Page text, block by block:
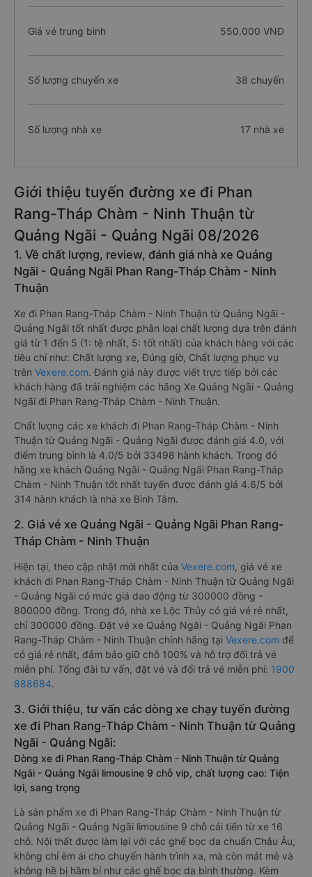
Giá vé trung bình 550.000 VNĐ
Số lượng chuyến xe 38 chuyến
Số lượng nhà xe 17 nhà xe
Giới thiệu tuyến đường xe đi Phan
Rang-Tháp Chàm - Ninh Thuận từ
Quảng Ngãi - Quảng Ngãi 08/2026
1. Về chất lượng, review, đánh giá nhà xe Quảng
Ngãi - Quảng Ngãi Phan Rang-Tháp Chàm - Ninh
Thuận
Xe đi Phan Rang-Tháp Chàm - Ninh Thuận từ Quảng Ngãi -
Quảng Ngãi tốt nhất được phân loại chất lượng dựa trên đánh
giá từ 1 đến 5 (1: tệ nhất, 5: tốt nhất) của khách hàng với các
tiêu chí như: Chất lượng xe, Đúng giờ, Chất lượng phục vụ
trên Vexere.com. Đánh giá này được viết trực tiếp bởi các
khách hàng đã trải nghiệm các hãng Xe Quảng Ngãi - Quảng
Ngãi đi Phan Rang-Tháp Chàm - Ninh Thuận.
Chất lượng các xe khách đi Phan Rang-Tháp Chàm - Ninh
Thuận từ Quảng Ngãi - Quảng Ngãi được đánh giá 4.0, với
điểm trung bình là 4.0/5 bởi 33498 hành khách. Trong đó
hãng xe khách Quảng Ngãi - Quảng Ngãi Phan Rang-Tháp
Chàm - Ninh Thuận tốt nhất tuyến được đánh giá 4.6/5 bởi
314 hành khách là nhà xe Bình Tâm.
2. Giá vé xe Quảng Ngãi - Quảng Ngãi Phan Rang-
Tháp Chàm - Ninh Thuận
Hiện tại, theo cập nhật mới nhất của Vexere.com, giá vé xe
khách đi Phan Rang-Tháp Chàm - Ninh Thuận từ Quảng Ngãi
- Quảng Ngãi có mức giá dao động từ 300000 đồng -
800000 đồng. Trong đó, nhà xe Lộc Thủy có giá vé rẻ nhất,
chỉ 300000 đồng. Đặt vé xe Quảng Ngãi - Quảng Ngãi Phan
Rang-Tháp Chàm - Ninh Thuận chính hãng tại Vexere.com để
có giá rẻ nhất, đảm bảo giữ chỗ 100% và hỗ trợ đổi trả vé
miễn phí. Tổng đài tư vấn, đặt vé và đổi trả vé miễn phí: 1900
888684.
3. Giới thiệu, tư vấn các dòng xe chạy tuyến đường
xe đi Phan Rang-Tháp Chàm - Ninh Thuận từ Quảng
Ngãi - Quảng Ngãi:
Dòng xe đi Phan Rang-Tháp Chàm - Ninh Thuận từ Quảng
Ngãi - Quảng Ngãi limousine 9 chỗ vip, chất lượng cao: Tiện
lợi, sang trọng
Là sản phẩm xe đi Phan Rang-Tháp Chàm - Ninh Thuận từ
Quảng Ngãi - Quảng Ngãi limousine 9 chỗ cải tiến từ xe 16
chỗ. Nội thất được làm lại với các ghế bọc da chuẩn Châu Âu,
không chỉ êm ái cho chuyến hành trình xa, mà còn mát mẻ và
không hề bị hầm bí như các ghế bọc da bình thường. Kèm